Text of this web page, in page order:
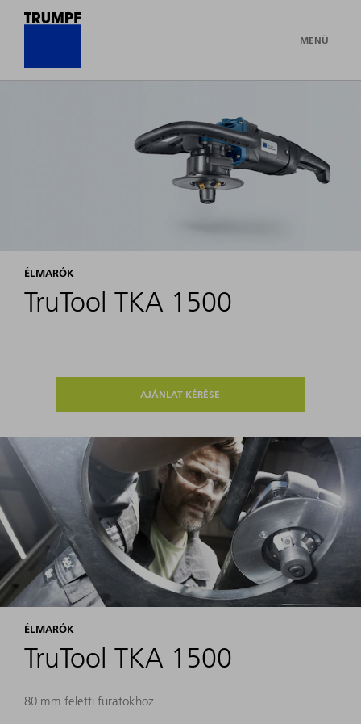
MENÜ
ÉLMARÓK
TruTool TKA 1500
AJÁNLAT KÉRÉSE
ÉLMARÓK
TruTool TKA 1500
80 mm feletti furatokhoz